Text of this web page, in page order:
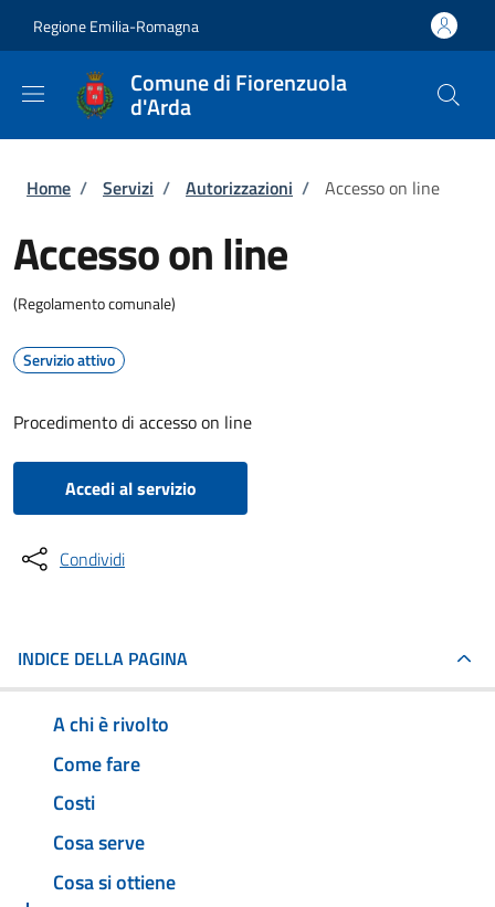
Regione Emilia-Romagna
Comune di Fiorenzuola
d'Arda
Briciole di pane
Home / Servizi / Autorizzazioni / Accesso on line
Accesso on line
(Regolamento comunale)
Servizio attivo
Procedimento di accesso on line
Accedi al servizio
Condividi
INDICE DELLA PAGINA
A chi è rivolto
Come fare
Costi
Cosa serve
Cosa si ottiene